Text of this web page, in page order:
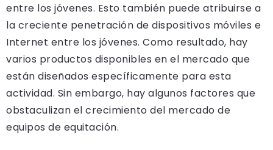
entre los jóvenes. Esto también puede atribuirse a
la creciente penetración de dispositivos móviles e
Internet entre los jóvenes. Como resultado, hay
varios productos disponibles en el mercado que
están diseñados específicamente para esta
actividad. Sin embargo, hay algunos factores que
obstaculizan el crecimiento del mercado de
equipos de equitación.